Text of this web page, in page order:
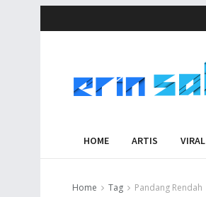
HOME ARTIS VIRAL
Home Tag Pandang Rendah